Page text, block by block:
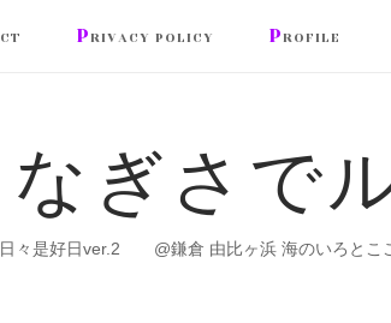
PRIVACY POLICY PROFILE
なぎさで
々是好日ver.2 @鎌倉 由比ヶ浜 海のいろとこ